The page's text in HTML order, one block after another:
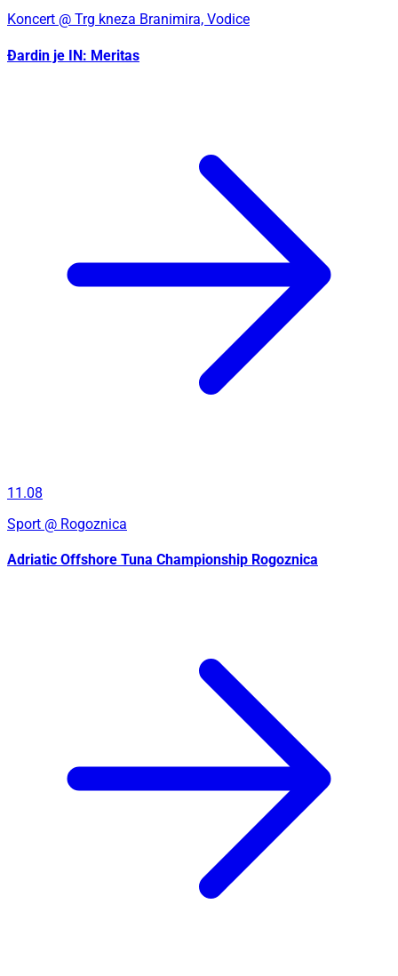
Koncert @ Trg kneza Branimira, Vodice
Đardin je IN: Meritas
11.08
Sport @ Rogoznica
Adriatic Offshore Tuna Championship Rogoznica